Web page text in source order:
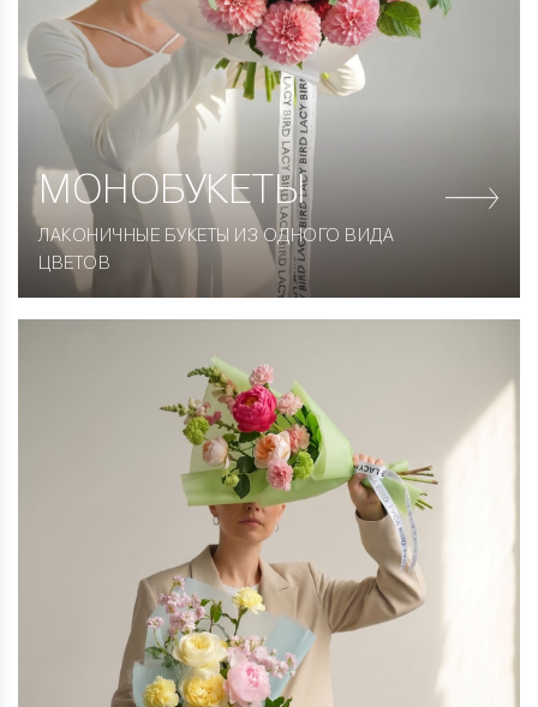
МОНОБУКЕТЫ
ЛАКОНИЧНЫЕ БУКЕТЫ ИЗ ОДНОГО ВИДА
ЦВЕТОВ